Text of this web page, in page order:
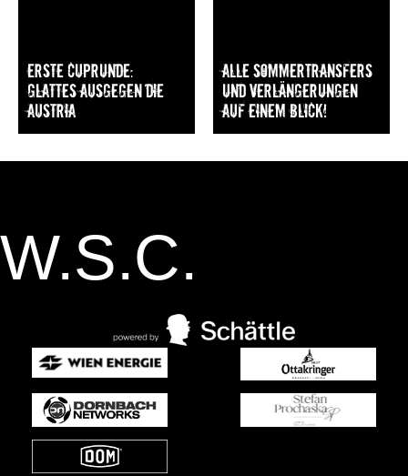
Erste Cuprunde:
Glattes Ausgegen die
Austria
Alle Sommertransfers
und Verlängerungen
auf einem Blick!
W.S.C.